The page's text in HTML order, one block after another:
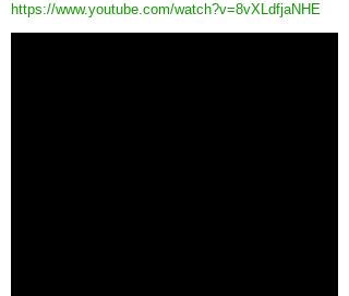
https://www.youtube.com/watch?v=8vXLdfjaNHE